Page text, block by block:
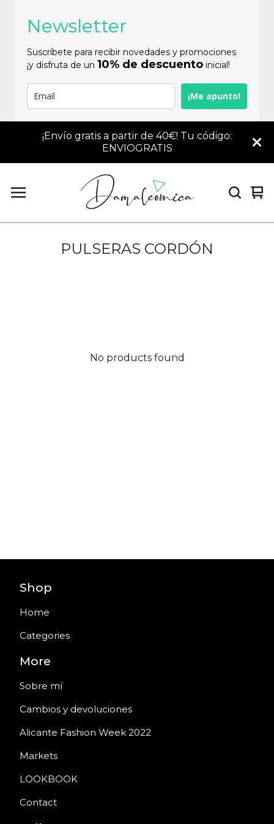
Newsletter
Suscríbete para recibir novedades y promociones
¡y disfruta de un 10% de descuento inicial!
¡Me apunto!
¡Envío gratis a partir de 40€! Tu código:
ENVIOGRATIS
0
PULSERAS CORDÓN
No products found
Shop
Home
Categories
More
Sobre mí
Cambios y devoluciones
Alicante Fashion Week 2022
Markets
LOOKBOOK
Contact